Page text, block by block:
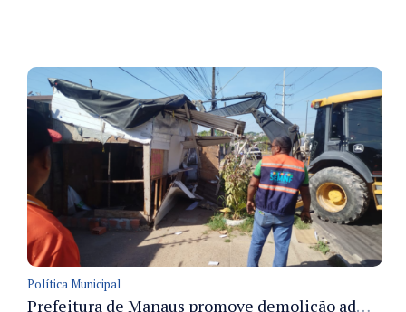
Política Municipal
Prefeitura de Manaus promove demolição administrativa de cinco estruturas que ocupavam calçada pública